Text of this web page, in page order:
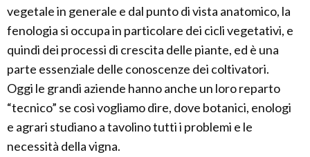
vegetale in generale e dal punto di vista anatomico, la
fenologia si occupa in particolare dei cicli vegetativi, e
quindi dei processi di crescita delle piante, ed è una
parte essenziale delle conoscenze dei coltivatori.
Oggi le grandi aziende hanno anche un loro reparto
“tecnico” se così vogliamo dire, dove botanici, enologi
e agrari studiano a tavolino tutti i problemi e le
necessità della vigna.